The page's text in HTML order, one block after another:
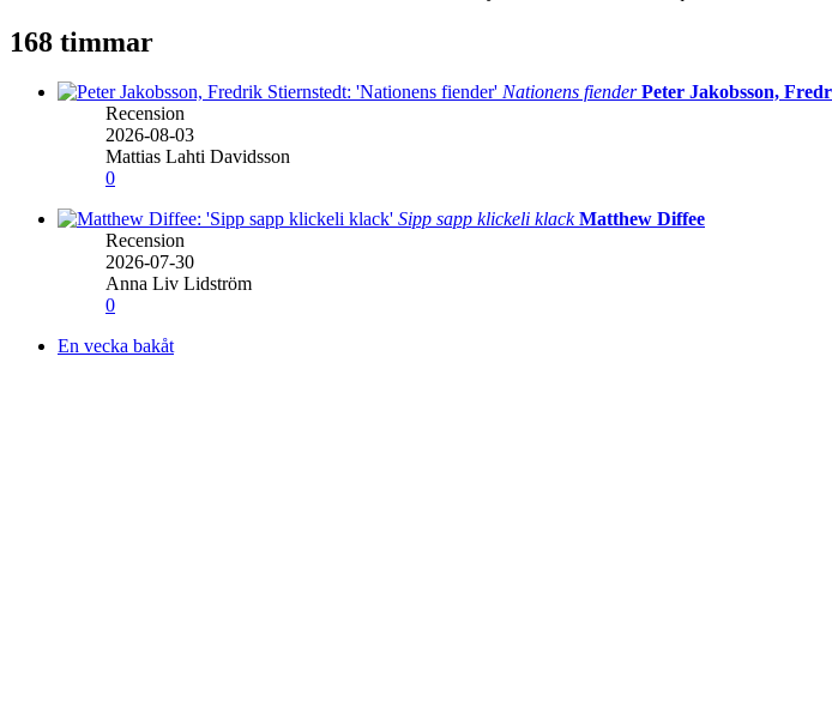
168 timmar
Nationens fiender Peter Jakobsson,
Recension
2026-08-03
Mattias Lahti Davidsson
0
Sipp sapp klickeli klack Matthew Diffee
Recension
2026-07-30
Anna Liv Lidström
0
En vecka bakåt